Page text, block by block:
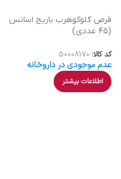
قرص گلوکوهرب باریج اسانس
(۴۵ عددی)
کد کالا: 50008170
عدم موجودی در داروخانه
اطلاعات بیشتر